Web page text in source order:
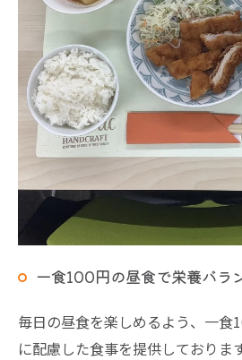
一食100円の昼食で栄養バラ
毎日の昼食を楽しめるよう、一食
に配慮した食事を提供しておりま